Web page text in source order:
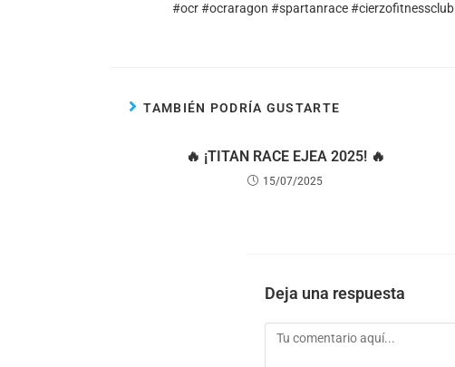
#ocr#ocraragon #spartanrace#cierzofitnessclub
TAMBIÉN PODRÍA GUSTARTE
🔥 ¡TITAN RACE EJEA 2025! 🔥
15/07/2025
Deja una respuesta